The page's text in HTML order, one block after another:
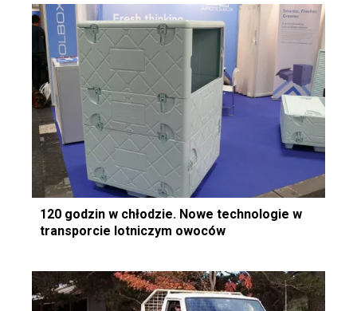
120 godzin w chłodzie. Nowe technologie w
transporcie lotniczym owoców